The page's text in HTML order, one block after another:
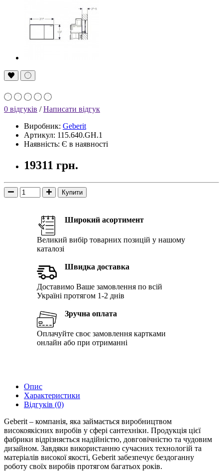
0 відгуків /Написати відгук
Виробник: Geberit
Артикул: 115.640.GH.1
Наявність: Є в наявності
19311 грн.
Купити
Широкий асортимент
Великий вибір товарних позицій у нашому
каталозі
Швидка доставка
Доставимо Ваше замовлення по всій
Україні протягом 1-2 днів
Зручна оплата
Оплачуйте своє замовлення картками
онлайн або при отриманні
Опис
Характеристики
Відгуків (0)
Geberit – компанія, яка займається виробництвом
високоякісних виробів у сфері сантехніки. Продукція цієї
фабрики відрізняється надійністю, довговічністю та чудовим
дизайном. Завдяки використанню сучасних технологій та
матеріалів високої якості, Geberit забезпечує бездоганну
роботу своїх виробів протягом багатьох років.